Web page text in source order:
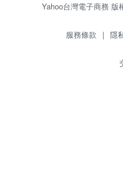
Yahoo台灣電子商務
服務條款 | 隱